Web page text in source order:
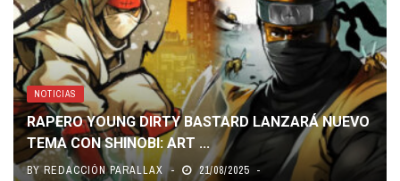
NOTICIAS
RAPERO YOUNG DIRTY BASTARD LANZARÁ NUEVO
TEMA CON SHINOBI: ART ...
BYREDACCIÓN PARALLAX 21/08/2025